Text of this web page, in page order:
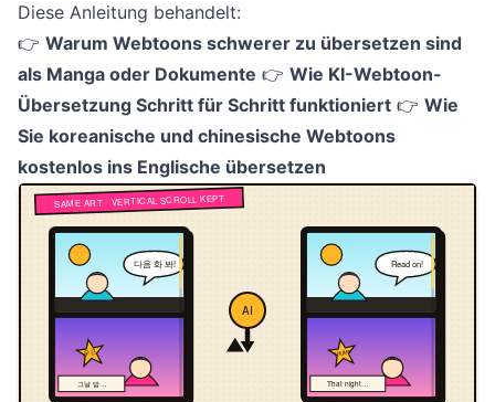
Diese Anleitung behandelt:
👉 Warum Webtoons schwerer zu übersetzen sind
als Manga oder Dokumente 👉 Wie KI-Webtoon-
Übersetzung Schritt für Schritt funktioniert 👉 Wie
Sie koreanische und chinesische Webtoons
kostenlos ins Englische übersetzen